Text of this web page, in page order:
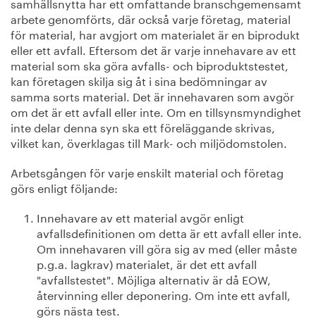
arbete genomförts, där också varje företag, material
för material, har avgjort om materialet är en biprodukt
eller ett avfall. Eftersom det är varje innehavare av ett
material som ska göra avfalls- och biproduktstestet,
kan företagen skilja sig åt i sina bedömningar av
samma sorts material. Det är innehavaren som avgör
om det är ett avfall eller inte. Om en tillsynsmyndighet
inte delar denna syn ska ett föreläggande skrivas,
vilket kan, överklagas till Mark- och miljödomstolen.
Arbetsgången för varje enskilt material och företag
görs enligt följande:
Innehavare av ett material avgör enligt
avfallsdefinitionen om detta är ett avfall eller inte.
Om innehavaren vill göra sig av med (eller måste
p.g.a. lagkrav) materialet, är det ett avfall
"avfallstestet". Möjliga alternativ är då EOW,
återvinning eller deponering. Om inte ett avfall,
görs nästa test.